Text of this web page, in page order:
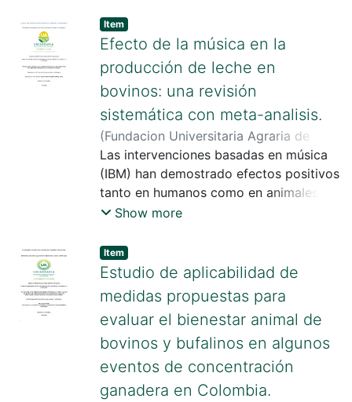
interacciones operario – ovejas y
percepción de bienestar animal de los
ovino cultores de Marulanda Caldas
Colombia. Se recolectaron datos de 13
productores adscritos a la cooperativa
ovina de Marulanda entre el periodo de
septiembre a octubre de 2019. Se
evaluaron aproximadamente más 1.000
ovinos entre machos y hembras,
carneros, hembras de vientre, corderos
y ovejas adultas. Se realizo previamente
producciones, donde se visualizaba las
interacciones táctiles, auditivas y
visuales de los manejadores, junto a las
respuestas conductuales en los ovinos
Item
Efecto de la música en la
producción de leche en
bovinos: una revisión
sistemática con meta-analisis.
(Fundacion Universitaria Agraria de
Colombia,2024)Orozco Hernández,
Juan Camilo;Henao Villegas, Santiago
Las intervenciones basadas en música
(IBM) han demostrado efectos positivos
tanto en humanos como en animales en
cuanto al tratamiento de múltiples
enriquecimiento ambiental que puede
mejorar el bienestar animal. El objetivo
de este estudio fue evaluar si las IBM
están asociadas a cambios
significativos en las variables
cuantitativas y/o cualitativas de la leche
producida por ganado Bovino.
Show more
Item
Estudio de aplicabilidad de
medidas propuestas para
evaluar el bienestar animal de
bovinos y bufalinos en algunos
eventos de concentración
ganadera en Colombia.